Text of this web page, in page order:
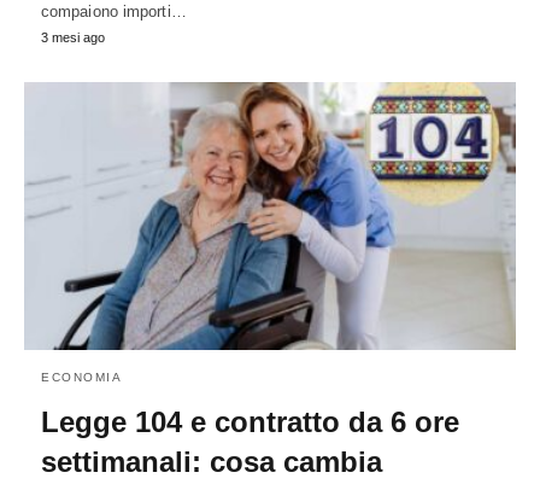
compaiono importi…
3 mesi ago
ECONOMIA
Legge 104 e contratto da 6 ore
settimanali: cosa cambia